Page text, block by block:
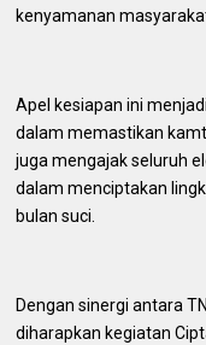
kenyamanan
Apel kesiapan ini
dalam memastikan
juga mengajak seluruh
dalam menciptakan
bulan suci.
Dengan sinergi antara
diharapkan kegiatan